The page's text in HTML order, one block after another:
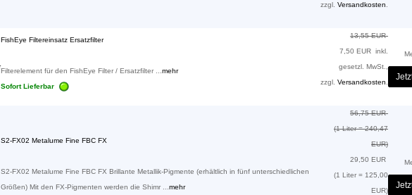
zzgl. Versandkosten
FishEye Filtereinsatz Ersatzfilter
Filterelement für den FishEye Filter / Ersatzfilter ... mehr
Sofort Lieferbar
13,55 EUR
7,50 EUR inkl.
gesetzl. MwSt.,
zzgl. Versandkosten
S2-FX02 Metalume Fine FBC FX
S2-FX02 Metalume Fine FBC FX Brillante Metallik-Pigmente (erhältlich in fünf unterschiedlichen
Größen) Mit den FX-Pigmenten werden die Shimr ... mehr
56,75 EUR
(1 Liter = 240,47
EUR)
29,50 EUR
(1 Liter = 125,00
EUR)